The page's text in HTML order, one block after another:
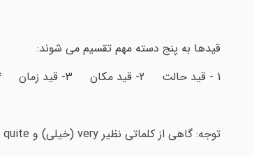
قیدها به پنج دسته مهم تقسیم می شوند:
1 - قید حالت 2- قید مکان 3- قید زمان 4- قید تکرار 5- قید مقدار
توجه: گاهی از کلماتی نظیر very (خیلی) و quite (نسبتا) ماقبل قید حالت استفاده می شود. مثال: